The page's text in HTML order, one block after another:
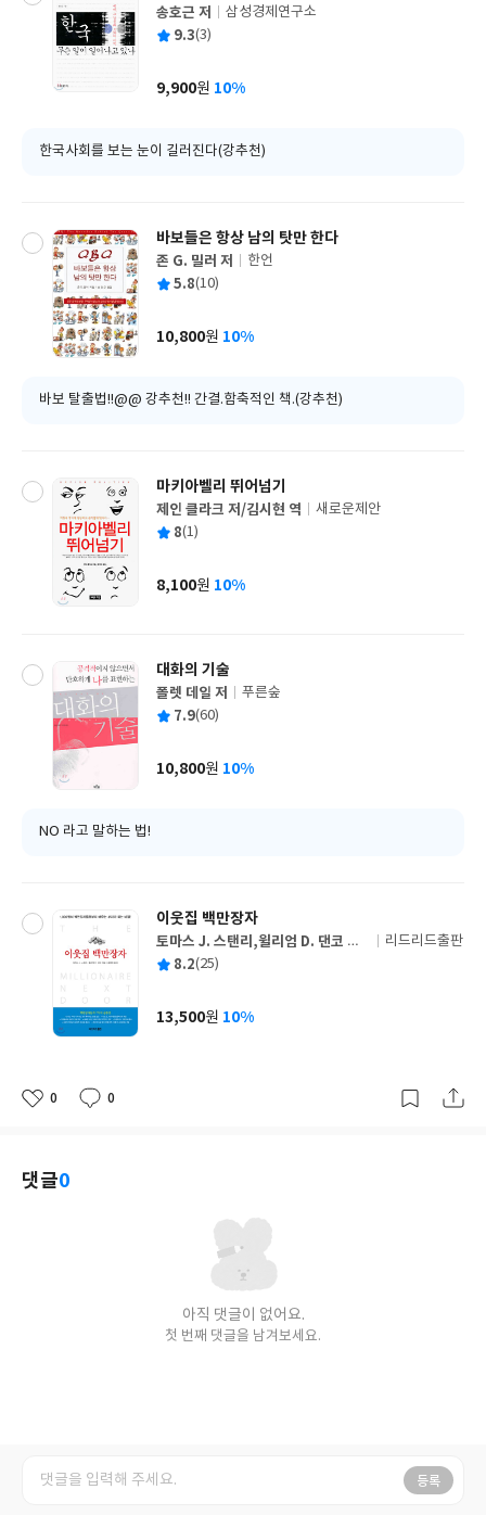
글
쓴
송호근 저
출
사
삼성경제연구소
평 9.3(3)
가
9,900원 10%
한국사회를 보는 눈이 길러진다(강추천)
바보들은 항상 남의 탓만 한다
글
쓴
존 G. 밀러 저
출
사
한언
평 5.8(10)
가
10,800원 10%
바보 탈출법!!@@ 강추천!! 간결.함축적인 책.(강추천)
마키아벨리 뛰어넘기
글
쓴
제인 클라크 저/김시현 역
출
사
새로운제안
평 8(1)
가
8,100원 10%
대화의 기술
글
쓴
폴렛 데일 저
출
사
푸른숲
평 7.9(60)
가
10,800원 10%
NO 라고 말하는 법!
이웃집 백만장자
글
쓴
토마스 J. 스탠리,윌리엄 D. 댄코 공
저/홍정희 역
출
사
리드리드출판
평 8.2(25)
가
13,500원 10%
좋
0
댓
0
작
댓글0
아직 댓글이 없어요.
첫 번째 댓글을 남겨보세요.
등록